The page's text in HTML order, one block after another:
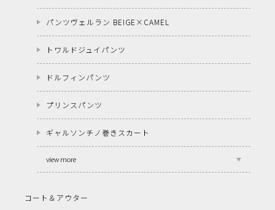
パンツヴェルラン BEIGE×CAMEL
トワルドジュイパンツ
ドルフィンパンツ
プリンスパンツ
ギャルソンチノ巻きスカート
view more
コート＆アウター